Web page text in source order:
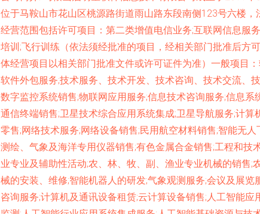
位于马鞍山市花山区桃源路街道雨山路东段南侧123号六楼，
经营范围包括许可项目：第二类增值电信业务;互联网信息服
培训;飞行训练（依法须经批准的项目，经相关部门批准后方
体经营项目以相关部门批准文件或许可证件为准）一般项目
软件外包服务;技术服务、技术开发、技术咨询、技术交流、
数字监控系统销售;物联网应用服务;信息技术咨询服务;信息系
通信终端销售;卫星技术综合应用系统集成;卫星导航服务;计算
零售;网络技术服务;网络设备销售;民用航空材料销售;智能无人
测绘、气象及海洋专用仪器销售;有色金属合金销售;工程和技
业专业及辅助性活动;农、林、牧、副、渔业专业机械的销售;
械的安装、维修;智能机器人的研发;气象观测服务;会议及展览
咨询服务;计算机及通讯设备租赁;云计算设备销售;人工智能应